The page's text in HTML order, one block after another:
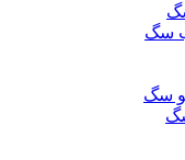
سگ
سگ